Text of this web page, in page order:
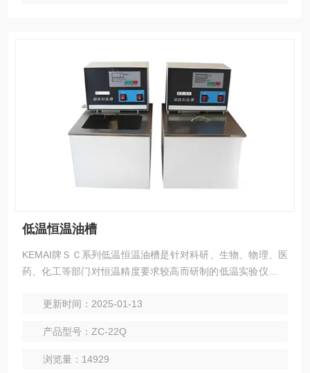
低温恒温油槽
KEMAI牌ＳＣ系列低温恒温油槽是针对科研、生物、物理、医
药、化工等部门对恒温精度要求较高而研制的低温实验仪器，
温度计及其它温度测量仪表制造中的定标用途。
更新时间：2025-01-13
产品型号：ZC-22Q
浏览量：14929